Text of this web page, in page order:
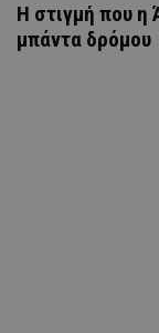
H στιγμή που
μπάντα δρόμου